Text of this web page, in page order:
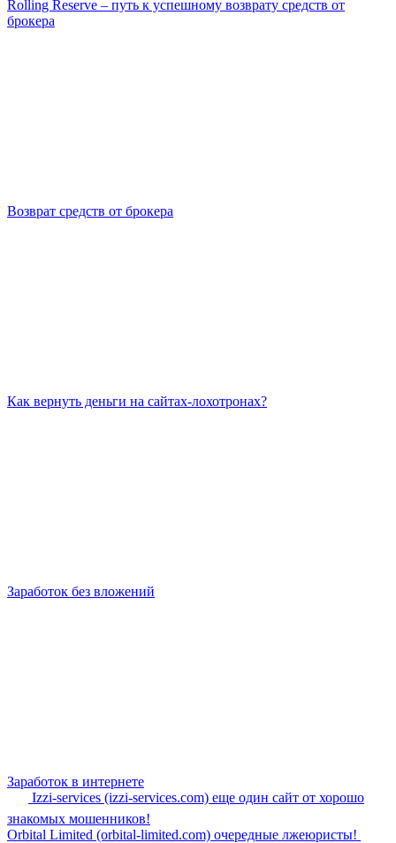
Rolling Reserve – путь к успешному возврату средств от
брокера
Возврат средств от брокера
Как вернуть деньги на сайтах-лохотронах?
Заработок без вложений
Заработок в интернете
Izzi-services (izzi-services.com) еще один сайт от хорошо
знакомых мошенников!
Orbital Limited (orbital-limited.com) очередные лжеюристы!